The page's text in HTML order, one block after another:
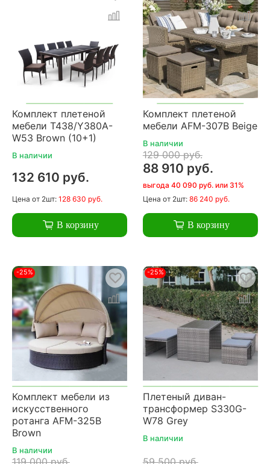
Комплект плетеной
мебели T438/Y380A-
W53 Brown (10+1)
В наличии
132 610 руб.
Цена от 2шт: 128 630 руб.
В корзину
Комплект плетеной
мебели AFM-307B Beige
В наличии
129 000 руб.
88 910 руб.
выгода 40 090 руб. или 31%
Цена от 2шт: 86 240 руб.
В корзину
-25%
Комплект мебели из
искусственного
ротанга AFM-325B
Brown
В наличии
119 000 руб.
-25%
Плетеный диван-
трансформер S330G-
W78 Grey
В наличии
59 500 руб.